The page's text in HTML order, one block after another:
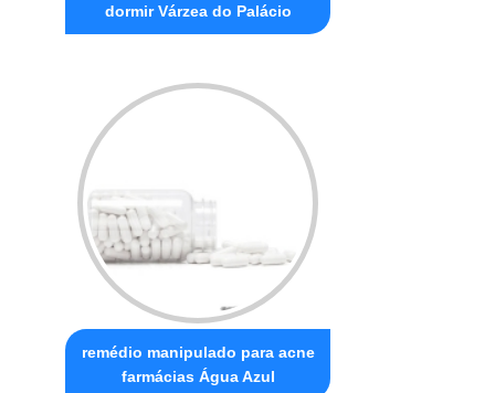
dormir Várzea do Palácio
remédio manipulado para acne
farmácias Água Azul